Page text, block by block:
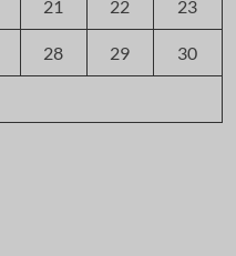
21 22 23
28 29 30